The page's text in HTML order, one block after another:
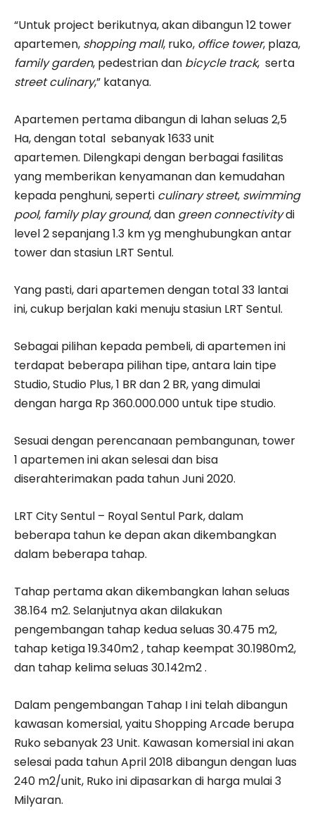
“Untuk project berikutnya, akan dibangun 12 tower
apartemen, shopping mall, ruko, office tower, plaza,
family garden, pedestrian dan bicycle track, serta
street culinary,” katanya.
Apartemen pertama dibangun di lahan seluas 2,5
Ha, dengan total sebanyak 1633 unit
apartemen. Dilengkapi dengan berbagai fasilitas
yang memberikan kenyamanan dan kemudahan
kepada penghuni, seperti culinary street, swimming
pool, family play ground, dan green connectivitydi
level 2 sepanjang 1.3 km yg menghubungkan antar
tower dan stasiun LRT Sentul.
Yang pasti, dari apartemen dengan total 33 lantai
ini, cukup berjalan kaki menuju stasiun LRT Sentul.
Sebagai pilihan kepada pembeli, di apartemen ini
terdapat beberapa pilihan tipe, antara lain tipe
Studio, Studio Plus, 1 BR dan 2 BR, yang dimulai
dengan harga Rp 360.000.000 untuk tipe studio.
Sesuai dengan perencanaan pembangunan, tower
1 apartemen ini akan selesai dan bisa
diserahterimakan pada tahun Juni 2020.
LRT City Sentul – Royal Sentul Park, dalam
beberapa tahun ke depan akan dikembangkan
dalam beberapa tahap.
Tahap pertama akan dikembangkan lahan seluas
38.164 m2. Selanjutnya akan dilakukan
pengembangan tahap kedua seluas 30.475 m2,
tahap ketiga 19.340m2 , tahap keempat 30.1980m2,
dan tahap kelima seluas 30.142m2 .
Dalam pengembangan Tahap I ini telah dibangun
kawasan komersial, yaitu Shopping Arcade berupa
Ruko sebanyak 23 Unit. Kawasan komersial ini akan
selesai pada tahun April 2018 dibangun dengan luas
240 m2/unit, Ruko ini dipasarkan di harga mulai 3
Milyaran.